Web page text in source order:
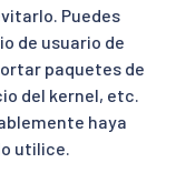
Puedes
de usuario de
paquetes de
del kernel, etc.
haya
utilice.